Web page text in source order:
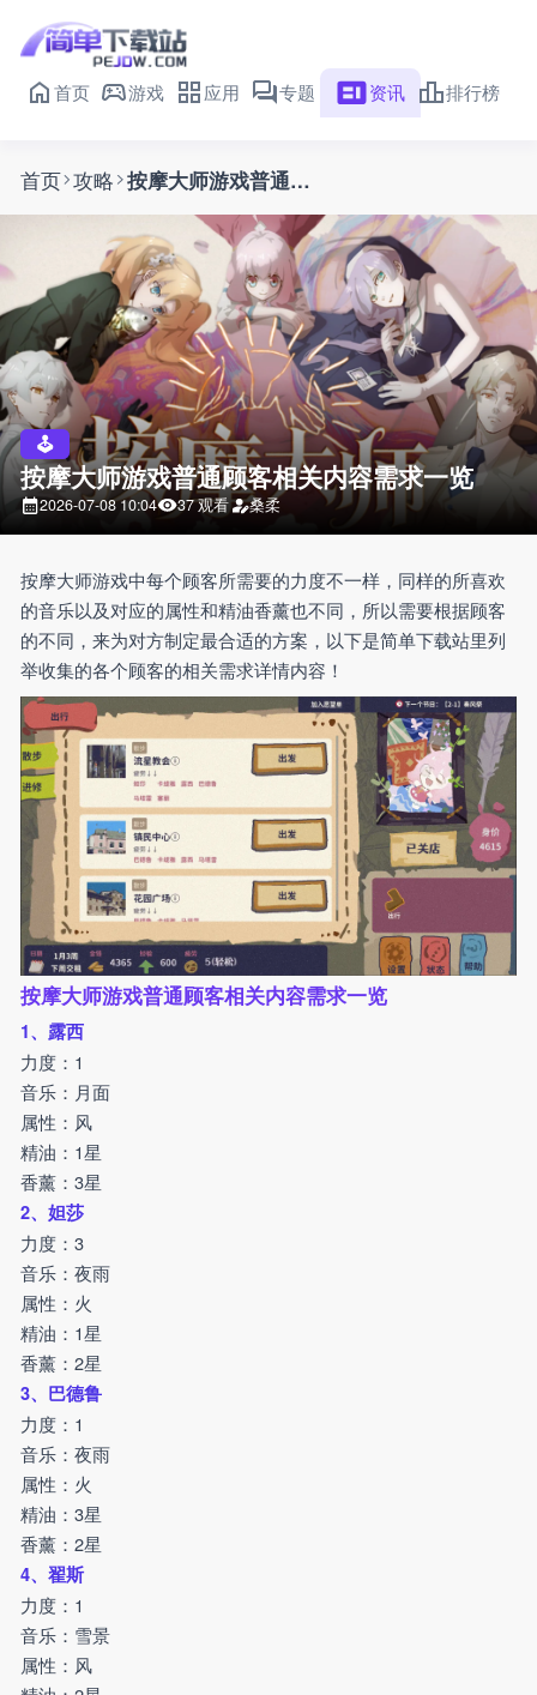
首页 游戏 应用 专题 资讯 排行榜
首页 攻略 按摩大师游戏普通顾客相关内容需求一览
按摩大师游戏普通顾客相关内容需求一览
2026-07-08 10:04 37 观看 桑柔
按摩大师游戏中每个顾客所需要的力度不一样，同样的所喜欢
的音乐以及对应的属性和精油香薰也不同，所以需要根据顾客
的不同，来为对方制定最合适的方案，以下是简单下载站里列
举收集的各个顾客的相关需求详情内容！
按摩大师游戏普通顾客相关内容需求一览
1、露西
力度：1
音乐：月面
属性：风
精油：1星
香薰：3星
2、妲莎
力度：3
音乐：夜雨
属性：火
精油：1星
香薰：2星
3、巴德鲁
力度：1
音乐：夜雨
属性：火
精油：3星
香薰：2星
4、翟斯
力度：1
音乐：雪景
属性：风